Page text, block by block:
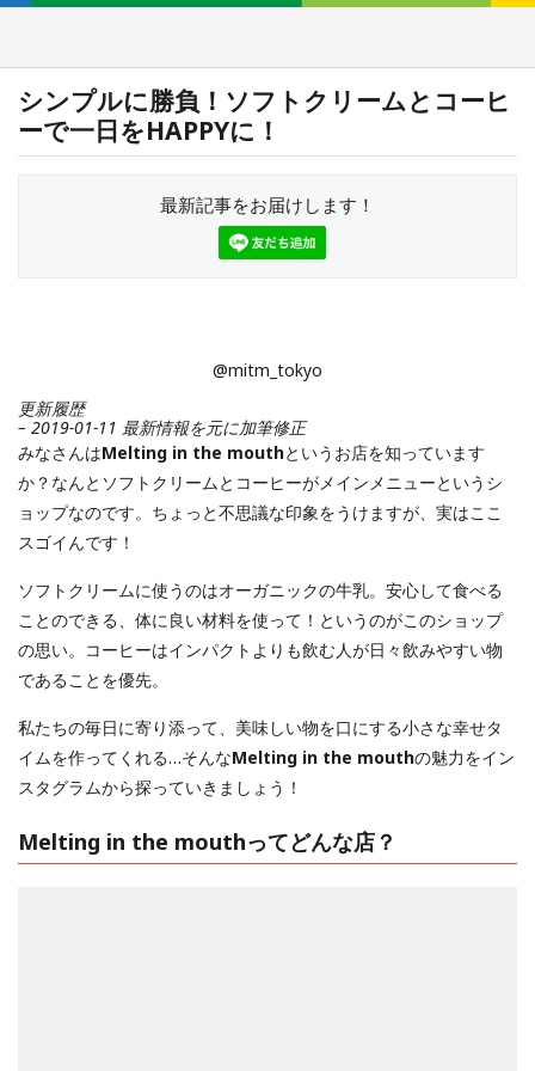
シンプルに勝負！ソフトクリームとコーヒ
ーで一日をHAPPYに！
最新記事をお届けします！
@mitm_tokyo
更新履歴
– 2019-01-11 最新情報を元に加筆修正
みなさんはMelting in the mouthというお店を知っています
か？なんとソフトクリームとコーヒーがメインメニューというシ
ョップなのです。ちょっと不思議な印象をうけますが、実はここ
スゴイんです！
ソフトクリームに使うのはオーガニックの牛乳。安心して食べる
ことのできる、体に良い材料を使って！というのがこのショップ
の思い。コーヒーはインパクトよりも飲む人が日々飲みやすい物
であることを優先。
私たちの毎日に寄り添って、美味しい物を口にする小さな幸せタ
イムを作ってくれる…そんなMelting in the mouthの魅力をイン
スタグラムから探っていきましょう！
Melting in the mouthってどんな店？